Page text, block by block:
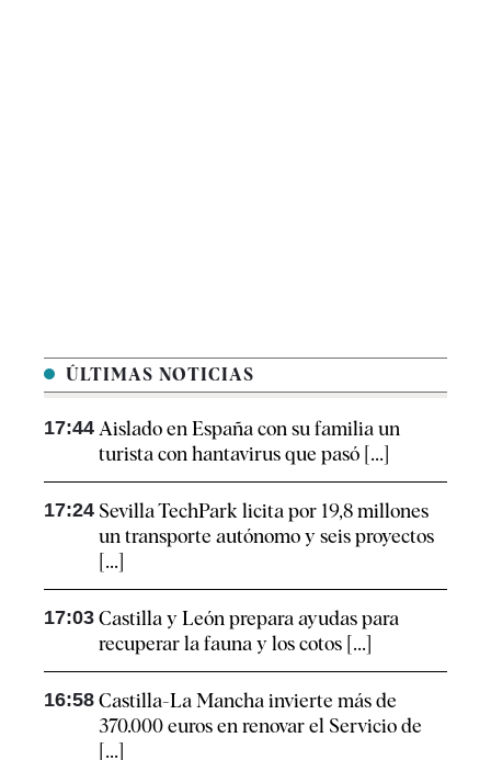
ÚLTIMAS NOTICIAS
17:44 Aislado en España con su familia un
turista con hantavirus que pasó [...]
17:24 Sevilla TechPark licita por 19,8 millones
un transporte autónomo y seis proyectos
[...]
17:03 Castilla y León prepara ayudas para
recuperar la fauna y los cotos [...]
16:58 Castilla-La Mancha invierte más de
370.000 euros en renovar el Servicio de
[...]